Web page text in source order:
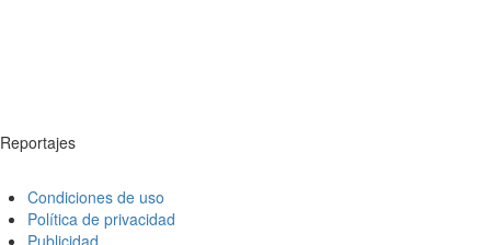
Reportajes
Condiciones de uso
Política de privacidad
Publicidad